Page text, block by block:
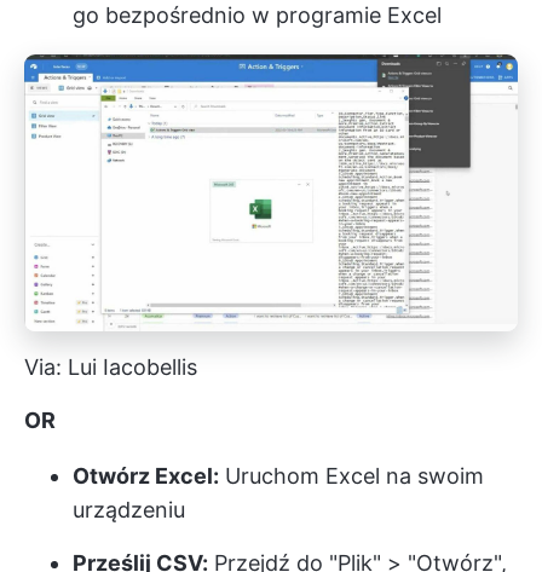
go bezpośrednio w programie Excel
Via: Lui Iacobellis
OR
Otwórz Excel: Uruchom Excel na swoim
urządzeniu
Prześlij CSV: Przejdź do "Plik" > "Otwórz",